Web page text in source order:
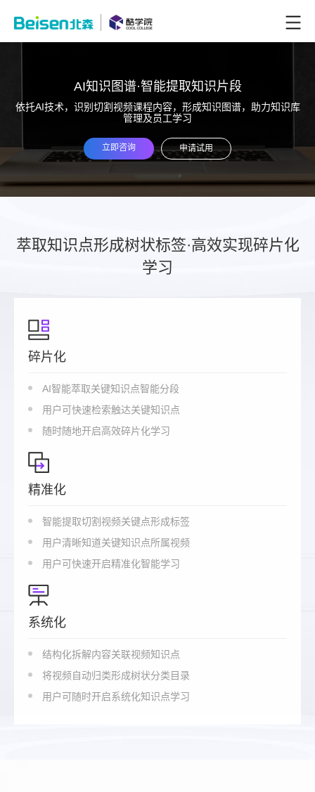
AI知识图谱·智能提取知识片段
依托AI技术，识别切割视频课程内容，形成知识图谱，助力知识库
管理及员工学习
立即咨询 申请试用
萃取知识点形成树状标签·高效实现碎片化
学习
碎片化
AI智能萃取关键知识点智能分段
用户可快速检索触达关键知识点
随时随地开启高效碎片化学习
精准化
智能提取切割视频关键点形成标签
用户清晰知道关键知识点所属视频
用户可快速开启精准化智能学习
系统化
结构化拆解内容关联视频知识点
将视频自动归类形成树状分类目录
用户可随时开启系统化知识点学习